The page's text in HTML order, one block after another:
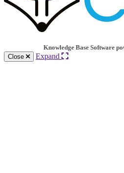
Knowledge Base Software
Close
Expand